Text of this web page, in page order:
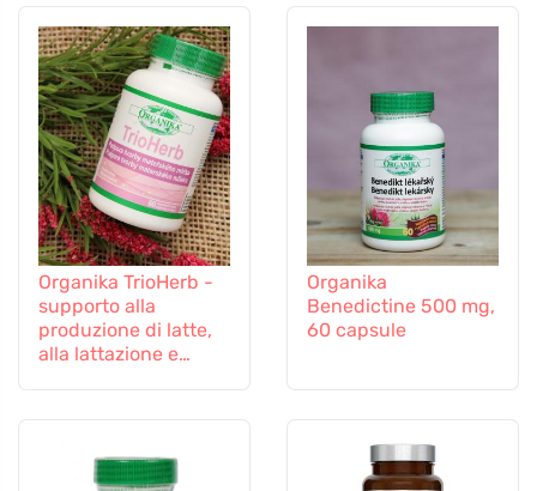
Organika TrioHerb -
supporto alla
produzione di latte,
alla lattazione e
Organika
Benedictine 500 mg,
60 capsule